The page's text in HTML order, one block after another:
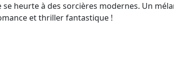
heurte à des sorcières modernes. Un
et thriller fantastique !